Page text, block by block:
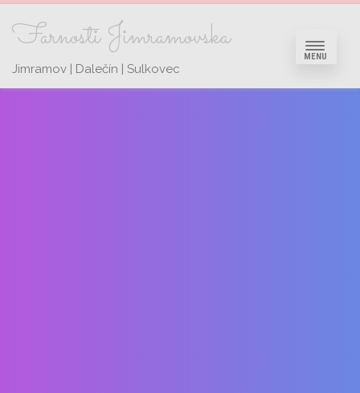
Farnosti Jimramovska
Jimramov | Dalečín | Sulkovec
MENU